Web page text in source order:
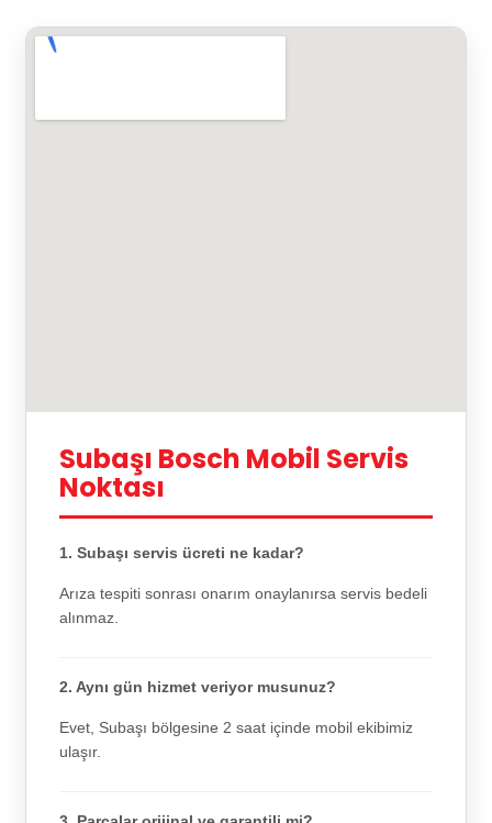
Subaşı Bosch Mobil Servis
Noktası
1. Subaşı servis ücreti ne kadar?
Arıza tespiti sonrası onarım onaylanırsa servis bedeli
alınmaz.
2. Aynı gün hizmet veriyor musunuz?
Evet, Subaşı bölgesine 2 saat içinde mobil ekibimiz
ulaşır.